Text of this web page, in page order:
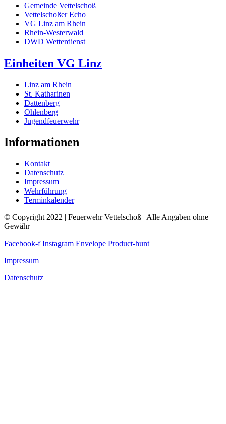
Gemeinde Vettelschoß
Vettelschoßer Echo
VG Linz am Rhein
Rhein-Westerwald
DWD Wetterdienst
Einheiten VG Linz
Linz am Rhein
St. Katharinen
Dattenberg
Ohlenberg
Jugendfeuerwehr
Informationen
Kontakt
Datenschutz
Impressum
Wehrführung
Terminkalender
© Copyright 2022 | Feuerwehr Vettelschoß | Alle Angaben ohne
Gewähr
Facebook-f Instagram Envelope Product-hunt
Impressum
Datenschutz